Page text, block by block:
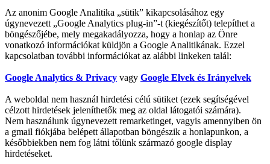
Az anonim Google Analitika „sütik” kikapcsolásához egy
úgynevezett „Google Analytics plug-in”-t (kiegészítőt) telepíthet a
böngészőjébe, mely megakadályozza, hogy a honlap az Önre
vonatkozó információkat küldjön a Google Analitikának. Ezzel
kapcsolatban további információkat az alábbi linkeken talál:
Google Analytics & Privacy vagy Google Elvek és Irányelvek
A weboldal nem használ hirdetési célú sütiket (ezek segítségével
célzott hirdetések jeleníthetők meg az oldal látogatói számára).
Nem használunk úgynevezett remarketinget, vagyis amennyiben ön
a gmail fiókjába belépett állapotban böngészik a honlapunkon, a
későbbiekben nem fog látni tőlünk származó google display
hirdetéseket.